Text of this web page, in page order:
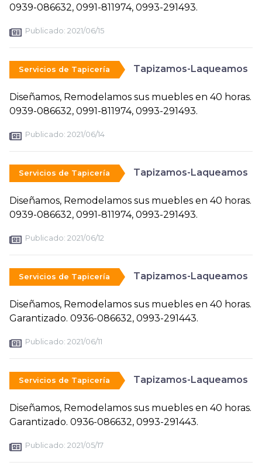
0939-086632, 0991-811974, 0993-291493.
Publicado: 2021/06/15
Servicios de Tapicería Tapizamos-Laqueamos
Diseñamos, Remodelamos sus muebles en 40 horas.
0939-086632, 0991-811974, 0993-291493.
Publicado: 2021/06/14
Servicios de Tapicería Tapizamos-Laqueamos
Diseñamos, Remodelamos sus muebles en 40 horas.
0939-086632, 0991-811974, 0993-291493.
Publicado: 2021/06/12
Servicios de Tapicería Tapizamos-Laqueamos
Diseñamos, Remodelamos sus muebles en 40 horas.
Garantizado. 0936-086632, 0993-291443.
Publicado: 2021/06/11
Servicios de Tapicería Tapizamos-Laqueamos
Diseñamos, Remodelamos sus muebles en 40 horas.
Garantizado. 0936-086632, 0993-291443.
Publicado: 2021/05/17